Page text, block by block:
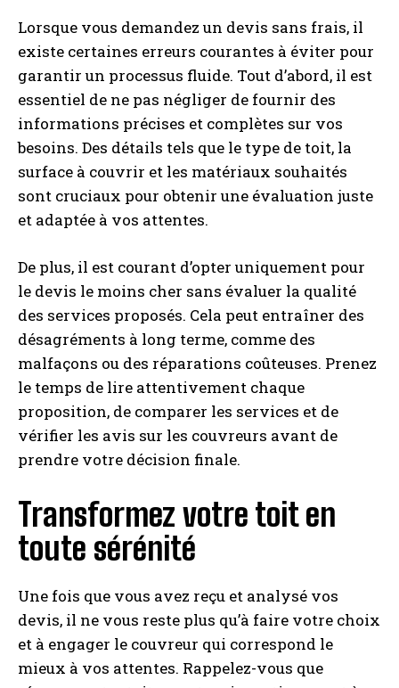
Lorsque vous demandez un devis sans frais, il
existe certaines erreurs courantes à éviter pour
garantir un processus fluide. Tout d’abord, il est
essentiel de ne pas négliger de fournir des
informations précises et complètes sur vos
besoins. Des détails tels que le type de toit, la
surface à couvrir et les matériaux souhaités
sont cruciaux pour obtenir une évaluation juste
et adaptée à vos attentes.
De plus, il est courant d’opter uniquement pour
le devis le moins cher sans évaluer la qualité
des services proposés. Cela peut entraîner des
désagréments à long terme, comme des
malfaçons ou des réparations coûteuses. Prenez
le temps de lire attentivement chaque
proposition, de comparer les services et de
vérifier les avis sur les couvreurs avant de
prendre votre décision finale.
Transformez votre toit en
toute sérénité
Une fois que vous avez reçu et analysé vos
devis, il ne vous reste plus qu’à faire votre choix
et à engager le couvreur qui correspond le
mieux à vos attentes. Rappelez-vous que